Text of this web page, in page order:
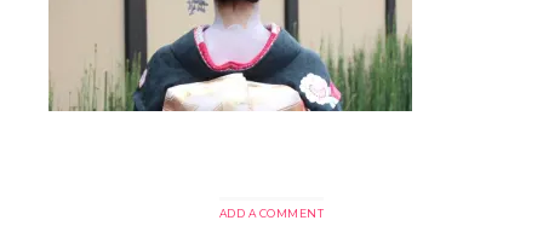
ADD A COMMENT